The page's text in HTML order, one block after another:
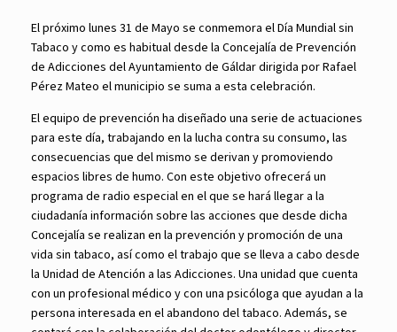
El próximo lunes 31 de Mayo se conmemora el Día Mundial sin
Tabaco y como es habitual desde la Concejalía de Prevención
de Adicciones del Ayuntamiento de Gáldar dirigida por Rafael
Pérez Mateo el municipio se suma a esta celebración.
El equipo de prevención ha diseñado una serie de actuaciones
para este día, trabajando en la lucha contra su consumo, las
consecuencias que del mismo se derivan y promoviendo
espacios libres de humo. Con este objetivo ofrecerá un
programa de radio especial en el que se hará llegar a la
ciudadanía información sobre las acciones que desde dicha
Concejalía se realizan en la prevención y promoción de una
vida sin tabaco, así como el trabajo que se lleva a cabo desde
la Unidad de Atención a las Adicciones. Una unidad que cuenta
con un profesional médico y con una psicóloga que ayudan a la
persona interesada en el abandono del tabaco. Además, se